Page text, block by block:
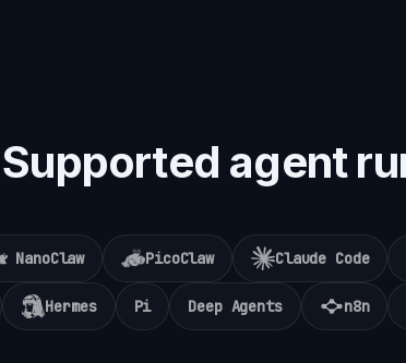
Supported agent
NanoClaw PicoClaw Claude Code
Hermes Pi Deep Agents n8n